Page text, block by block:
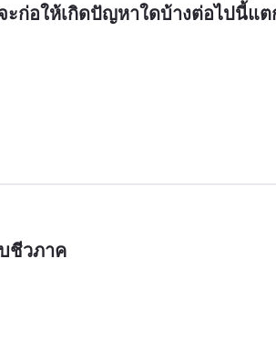
ก่อให้เกิดปัญหาใดบ้างต่อไปนี้แต
ชีวภาค